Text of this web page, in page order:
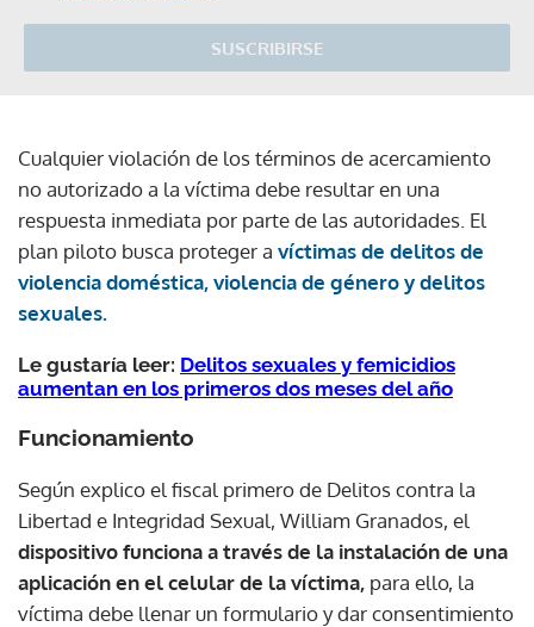
SUSCRIBIRSE
Cualquier violación de los términos de acercamiento
no autorizado a la víctima debe resultar en una
respuesta inmediata por parte de las autoridades. El
plan piloto busca proteger a víctimas de delitos de
violencia doméstica, violencia de género y delitos
sexuales.
Le gustaría leer: Delitos sexuales y femicidios
aumentan en los primeros dos meses del año
Funcionamiento
Según explico el fiscal primero de Delitos contra la
Libertad e Integridad Sexual, William Granados, el
dispositivo funciona a través de la instalación de una
aplicación en el celular de la víctima, para ello, la
víctima debe llenar un formulario y dar consentimiento